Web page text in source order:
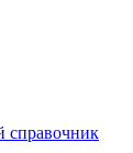
справочник